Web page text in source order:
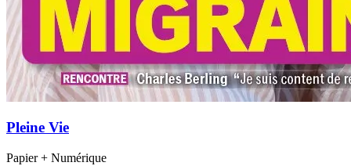
Pleine Vie
Papier + Numérique